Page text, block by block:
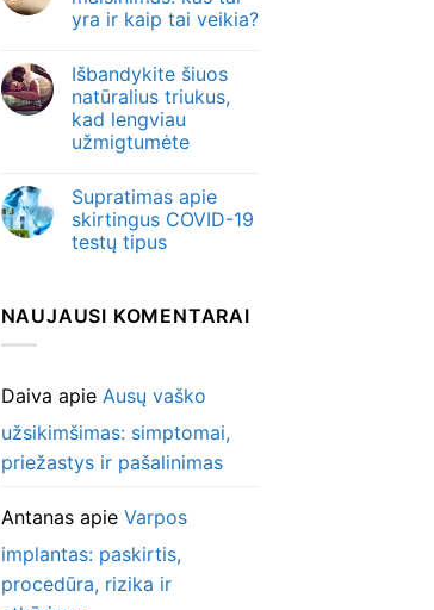
yra ir kaip tai veikia?
Išbandykite šiuos
natūralius triukus,
kad lengviau
užmigtumėte
Supratimas apie
skirtingus COVID-19
testų tipus
NAUJAUSI KOMENTARAI
Daiva apie Ausų vaško
užsikimšimas: simptomai,
priežastys ir pašalinimas
Antanasapie Varpos
implantas: paskirtis,
procedūra, rizika ir